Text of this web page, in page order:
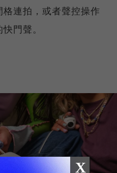
連拍，或者聲控操作
門聲。
X